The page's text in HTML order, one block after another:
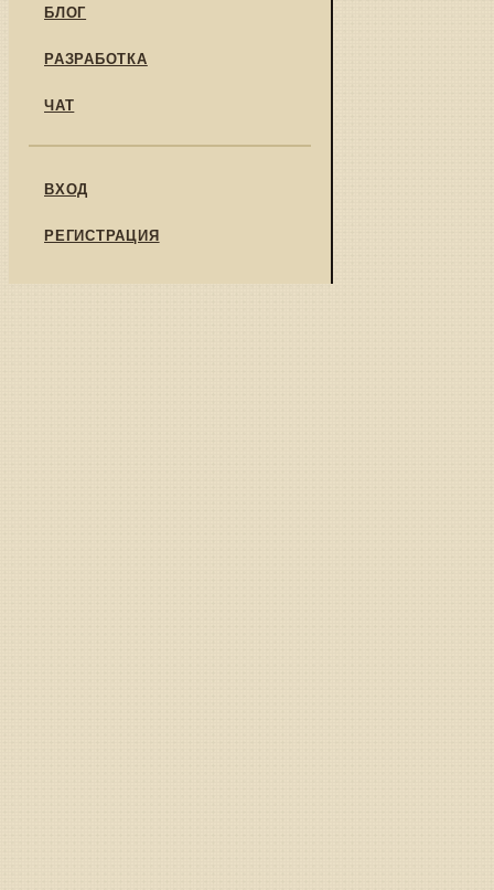
БЛОГ
РАЗРАБОТКА
ЧАТ
ВХОД
РЕГИСТРАЦИЯ